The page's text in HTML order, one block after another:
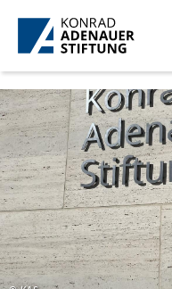
Skip to Main Content